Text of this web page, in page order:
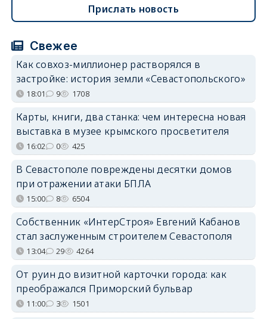
Прислать новость
Свежее
Как совхоз-миллионер растворялся в
застройке: история земли «Севастопольского»
18:01 9 1708
Карты, книги, два станка: чем интересна новая
выставка в музее крымского просветителя
16:02 0 425
В Севастополе повреждены десятки домов
при отражении атаки БПЛА
15:00 8 6504
Собственник «ИнтерСтроя» Евгений Кабанов
стал заслуженным строителем Севастополя
13:04 29 4264
От руин до визитной карточки города: как
преображался Приморский бульвар
11:00 3 1501